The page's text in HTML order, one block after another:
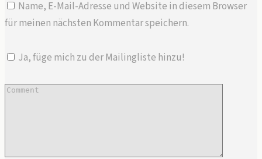
Name, E-Mail-Adresse und Website in diesem Browser
für meinen nächsten Kommentar speichern.
Ja, füge mich zu der Mailingliste hinzu!